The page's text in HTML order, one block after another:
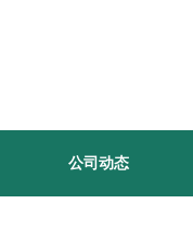
公司动态